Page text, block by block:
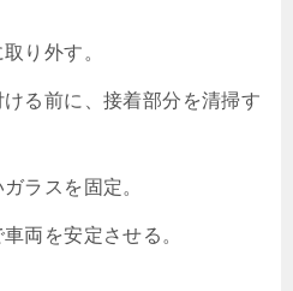
り外す。
る前に、接着部分を清掃す
ラスを固定。
両を安定させる。